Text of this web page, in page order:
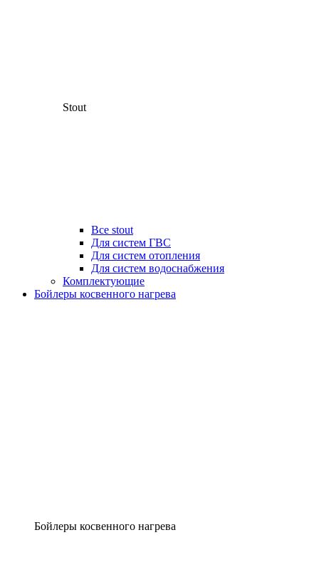
Stout
Все stout
Для систем ГВС
Для систем отопления
Для систем водоснабжения
Комплектующие
Бойлеры косвенного нагрева
Бойлеры косвенного нагрева